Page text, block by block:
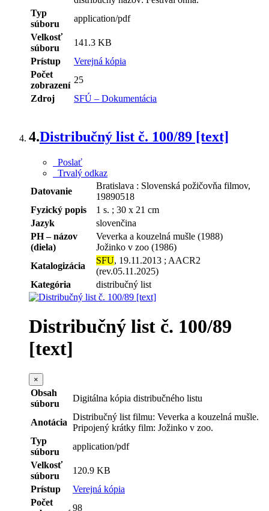
Typ
súboru
application/pdf
Velkosť
súboru
141.3 KB
Prístup
Verejná kópia
Počet
zobrazení
25
Zdroj
SFÚ – Dokumentácia
4.Distribučný list č. 100/89 [text]
Poslať
Trvalý odkaz
Datovanie
Bratislava : Slovenská požičovňa filmov,
19890518
Fyzický popis
1 s. ; 30 x 21 cm
Jazyk
slovenčina
PH – názov
(diela)
Veverka a kouzelná mušle (1988)
Jožinko v zoo (1986)
Katalogizácia
SFU, 19.11.2013 ; AACR2
(rev.05.11.2025)
Kategória
distribučný list
Distribučný list č. 100/89
[text]
×
Obsah
súboru
Digitálna kópia distribučného listu
Anotácia
Distribučný list filmu: Veverka a kouzelná mušle.
Pripojený krátky film: Jožinko v zoo.
Typ
súboru
application/pdf
Velkosť
súboru
120.9 KB
Prístup
Verejná kópia
Počet
98